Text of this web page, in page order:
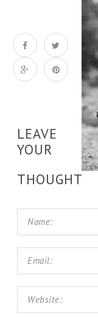
LEAVE
YOUR
THOUGHT